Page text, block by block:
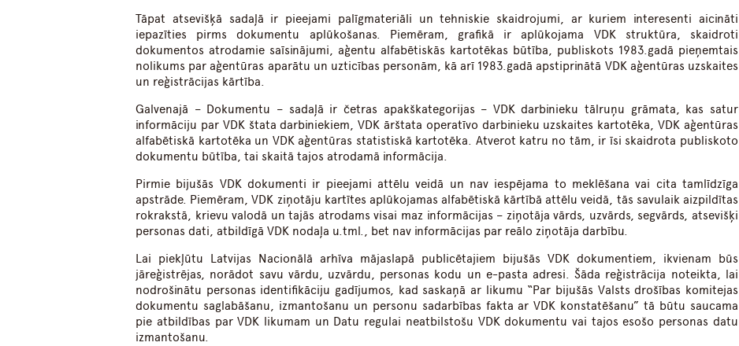
Tāpat atsevišķā sadaļā ir pieejami palīgmateriāli un tehniskie skaidrojumi, ar kuriem interesenti aicināti
iepazīties pirms dokumentu aplūkošanas. Piemēram, grafikā ir aplūkojama VDK struktūra, skaidroti
dokumentos atrodamie saīsinājumi, aģentu alfabētiskās kartotēkas būtība, publiskots 1983.gadā pieņemtais
nolikums par aģentūras aparātu un uzticības personām, kā arī 1983.gadā apstiprinātā VDK aģentūras uzskaites
un reģistrācijas kārtība.
Galvenajā – Dokumentu – sadaļā ir četras apakškategorijas – VDK darbinieku tālruņu grāmata, kas satur
informāciju par VDK štata darbiniekiem, VDK ārštata operatīvo darbinieku uzskaites kartotēka, VDK aģentūras
alfabētiskā kartotēka un VDK aģentūras statistiskā kartotēka. Atverot katru no tām, ir īsi skaidrota publiskoto
dokumentu būtība, tai skaitā tajos atrodamā informācija.
Pirmie bijušās VDK dokumenti ir pieejami attēlu veidā un nav iespējama to meklēšana vai cita tamlīdzīga
apstrāde. Piemēram, VDK ziņotāju kartītes aplūkojamas alfabētiskā kārtībā attēlu veidā, tās savulaik aizpildītas
rokrakstā, krievu valodā un tajās atrodams visai maz informācijas – ziņotāja vārds, uzvārds, segvārds, atsevišķi
personas dati, atbildīgā VDK nodaļa u.tml., bet nav informācijas par reālo ziņotāja darbību.
Lai piekļūtu Latvijas Nacionālā arhīva mājaslapā publicētajiem bijušās VDK dokumentiem, ikvienam būs
jāreģistrējas, norādot savu vārdu, uzvārdu, personas kodu un e-pasta adresi. Šāda reģistrācija noteikta, lai
nodrošinātu personas identifikāciju gadījumos, kad saskaņā ar likumu “Par bijušās Valsts drošības komitejas
dokumentu saglabāšanu, izmantošanu un personu sadarbības fakta ar VDK konstatēšanu” tā būtu saucama
pie atbildības par VDK likumam un Datu regulai neatbilstošu VDK dokumentu vai tajos esošo personas datu
izmantošanu.